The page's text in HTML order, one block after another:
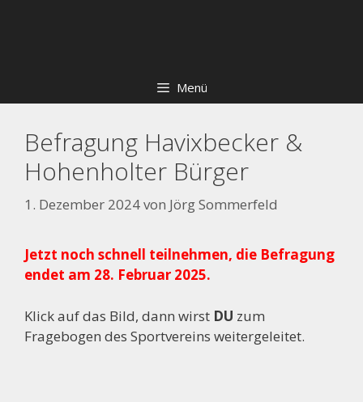
Menü
Befragung Havixbecker &
Hohenholter Bürger
1. Dezember 2024von Jörg Sommerfeld
Jetzt noch schnell teilnehmen, die Befragung
endet am 28. Februar 2025.
Klick auf das Bild, dann wirst DU zum
Fragebogen des Sportvereins weitergeleitet.